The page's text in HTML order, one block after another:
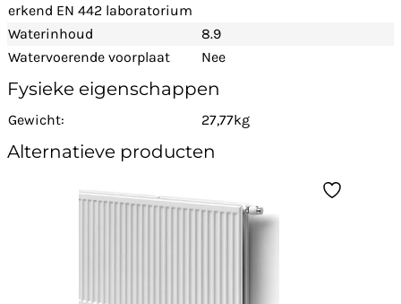
erkend EN 442 laboratorium
Waterinhoud
8.9
Watervoerende voorplaat
Nee
Fysieke eigenschappen
Gewicht: 27,77kg
Alternatieve producten